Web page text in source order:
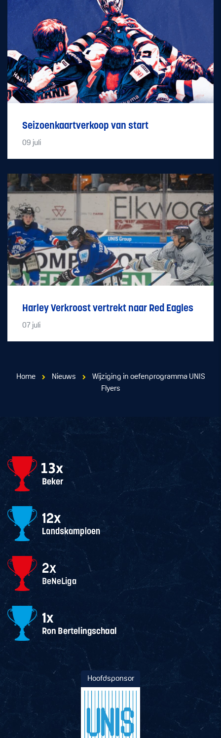
Seizoenkaartverkoop van start
09 juli
Harley Verkroost vertrekt naar Red Eagles
07 juli
Home Nieuws
Wijziging in oefenprogramma UNIS
Flyers
Hoofdsponsor